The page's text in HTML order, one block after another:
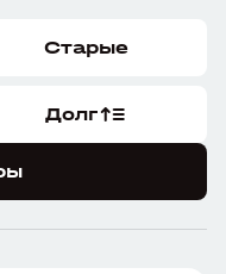
Старые
Долг